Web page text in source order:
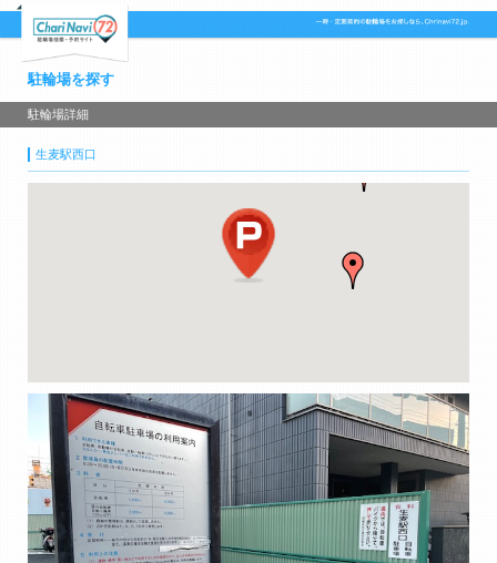
駐輪場を探す
駐輪場詳細
生麦駅西口